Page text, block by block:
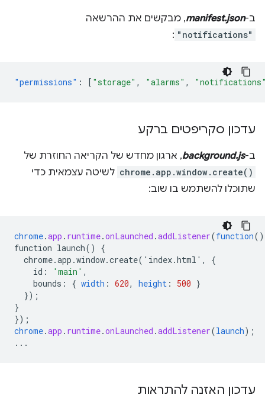
ב-manifest.json, מבקשים את ההרשאה
"notifications"
:
"permissions" : [ "storage" , "alarms" ,
עדכון סקריפטים ברקע
ב-background.js, ארגון מחדש של הקריאה החוזרת של
chrome.app.window.create() לשיטה עצמאית כדי
שתוכלו להשתמש בו שוב:
chrome.app . runtime.onLaunched .addListener(function()
function launch()
{
chrome.app.window.create('index.html',
{
id : 'main' ,
bounds : { width : 620, height : 500 }
});
}
});
chrome.app . runtime.onLaunched .addListener(launch);
...
עדכון האזנה להתראות